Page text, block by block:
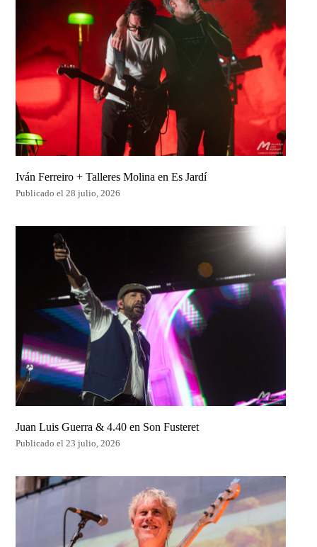
Iván Ferreiro + Talleres Molina en Es Jardí
Publicado el 28 julio, 2026
Juan Luis Guerra & 4.40 en Son Fusteret
Publicado el 23 julio, 2026